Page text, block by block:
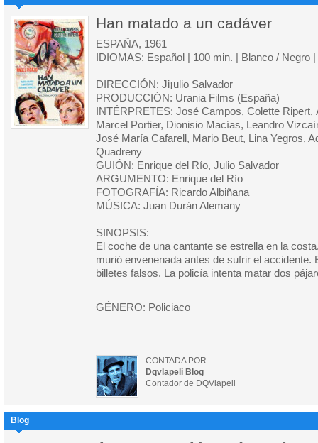
Han matado a un cadáver
ESPAÑA, 1961
IDIOMAS: Español | 100 min. | Blanco / Negro
DIRECCIÓN: Ji¡ulio Salvador
PRODUCCIÓN: Urania Films (España)
INTÉRPRETES: José Campos, Colette
Marcel Portier, Dionisio Macías, Leandro
José María Cafarell, Mario Beut, Lina Yegros,
Quadreny
GUIÓN: Enrique del Río, Julio Salvador
ARGUMENTO: Enrique del Río
FOTOGRAFÍA: Ricardo Albiñana
MÚSICA: Juan Durán Alemany
SINOPSIS:
El coche de una cantante se estrella en la
murió envenenada antes de sufrir el accidente.
billetes falsos. La policía intenta matar dos
GÉNERO: Policiaco
CONTADA POR:
Dqvlapeli Blog
Contador de DQVlapeli
Blog